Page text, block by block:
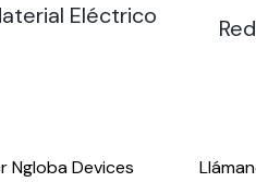
Eléctrico
Ngloba Devices